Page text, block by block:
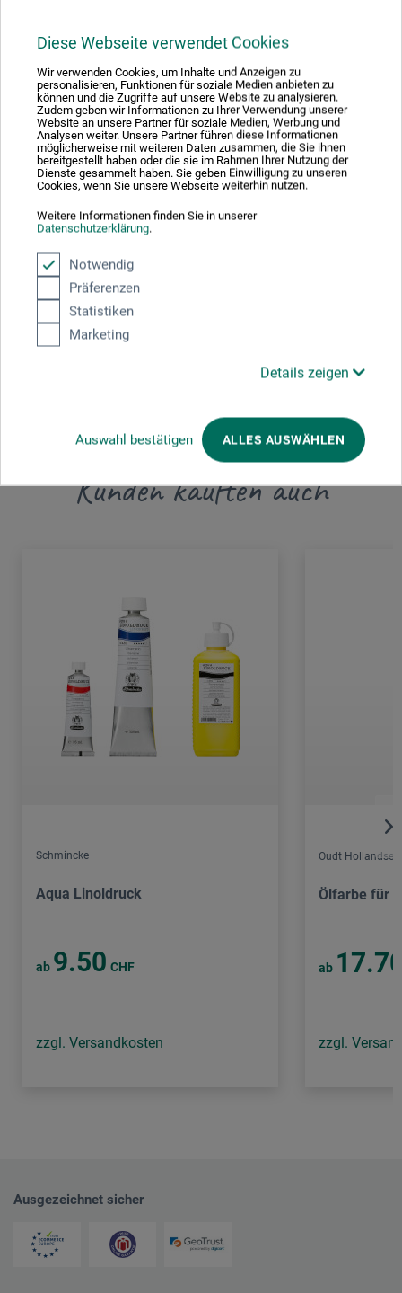
Diese Webseite verwendet Cookies
Wir verwenden Cookies, um Inhalte und Anzeigen zu
personalisieren, Funktionen für soziale Medien anbieten zu
können und die Zugriffe auf unsere Website zu analysieren.
Zudem geben wir Informationen zu Ihrer Verwendung unserer
Website an unsere Partner für soziale Medien, Werbung und
Analysen weiter. Unsere Partner führen diese Informationen
möglicherweise mit weiteren Daten zusammen, die Sie ihnen
bereitgestellt haben oder die sie im Rahmen Ihrer Nutzung der
Dienste gesammelt haben. Sie geben Einwilligung zu unseren
Cookies, wenn Sie unsere Webseite weiterhin nutzen.
Weitere Informationen finden Sie in unserer
Datenschutzerklärung.
Notwendig
Präferenzen
Statistiken
Marketing
Details zeigen
Auswahl bestätigen ALLES AUSWÄHLEN
in Malmitteln für mehr Glanz und eine beschleunigte
Trocknung und mit Lösungsmittel verdünnt als
Retuschierfirnis. Wird mit natürlichem Dammarharz
hergestellt, das in Speiklavendel-Ölessenz gelöst wurde.
Ein unbedenkliches, natürliches Lösungsmittel, das seit
der Renaissance genutzt wird.
Produktbewertungen (0)
Schreiben Sie die erste Bewertung zu diesem Produkt
Kunden kauften auch
Schmincke
Aqua Linoldruck
ab 9.50 CHF
zzgl. Versandkosten
Oudt Hollandse
Ölfarbe für
ab
zzgl.
Ausgezeichnet sicher